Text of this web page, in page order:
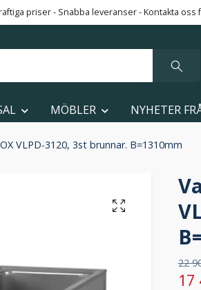
priser - Snabba leveranser - Kontakta oss
MÖBLER NYHETER
VLPD-3120, 3st brunnar. B=1310mm
22
17